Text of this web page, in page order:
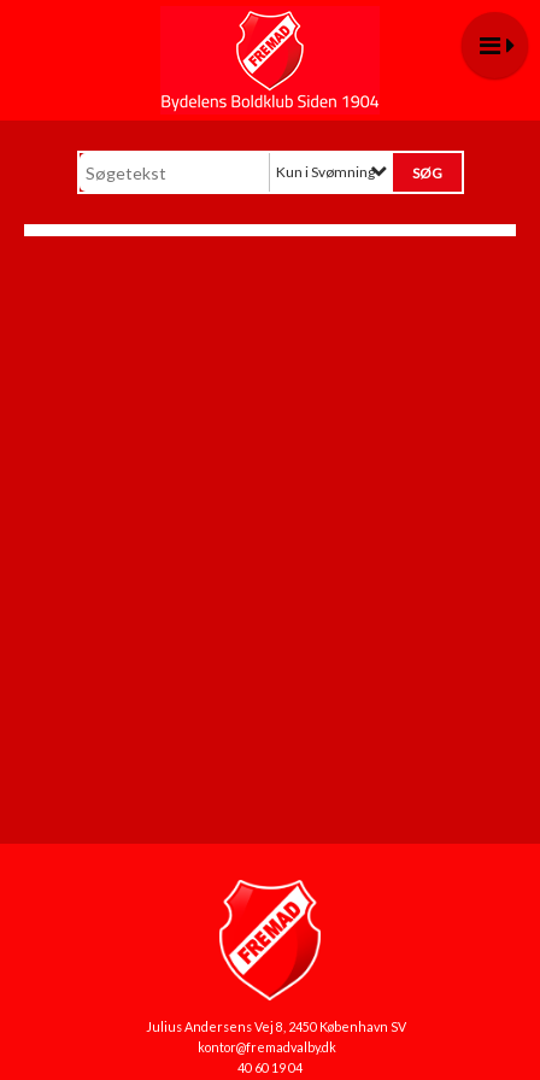
Kun i Svømning
Julius Andersens Vej 8, 2450 København SV
kontor@fremadvalby.dk
40 60 19 04